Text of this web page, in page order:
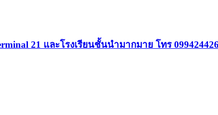
21 และโรงเรียนชั้นนำมากมาย โทร